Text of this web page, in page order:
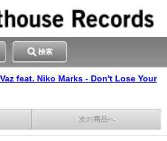
検索
feat. Niko Marks - Don't Lose Your
次の商品へ